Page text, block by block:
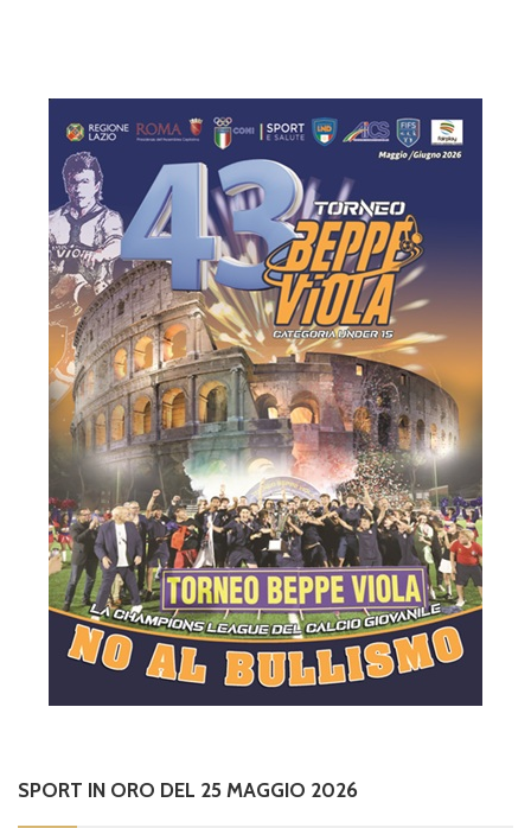
SPORT IN ORO DEL 25 MAGGIO 2026